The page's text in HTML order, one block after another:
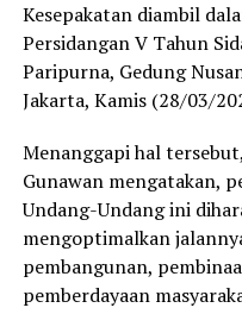
Kesepakatan diambil
Persidangan V Tahun
Paripurna, Gedung
Jakarta, Kamis (28/03/
Menanggapi hal
Gunawan mengatakan,
Undang-Undang ini
mengoptimalkan
pembangunan,
pemberdayaan